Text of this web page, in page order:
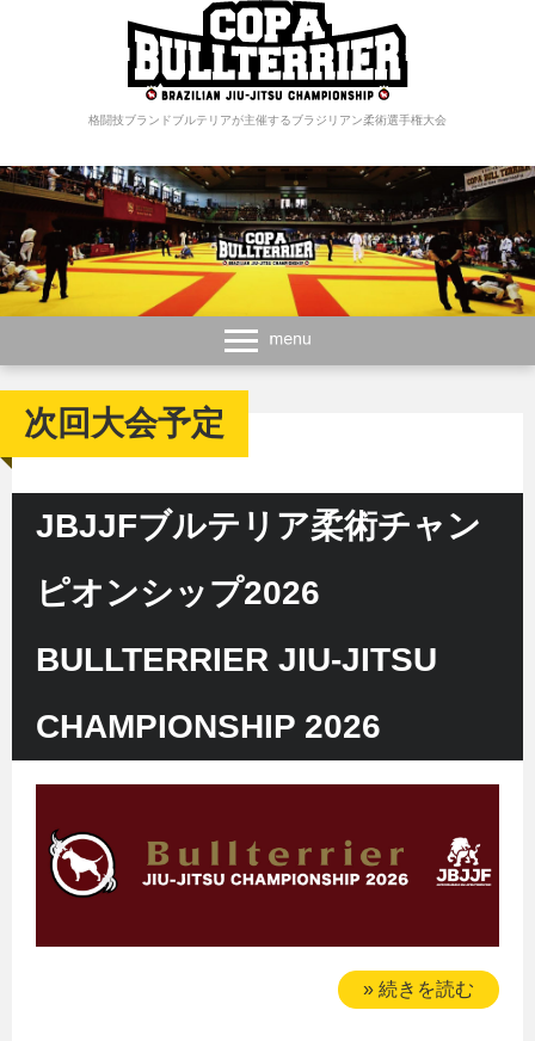
格闘技ブランドブルテリアが主催するブラジリアン柔術選手権大会
次回大会予定
JBJJFブルテリア柔術チャン
ピオンシップ2026
BULLTERRIER JIU-JITSU
CHAMPIONSHIP 2026
» 続きを読む